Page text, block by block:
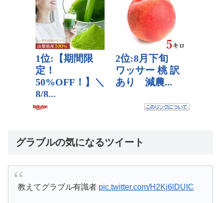
グラブルの気になるツイート
教えてグラブル有識者 pic.twitter.com/H2Kj6lDUIC